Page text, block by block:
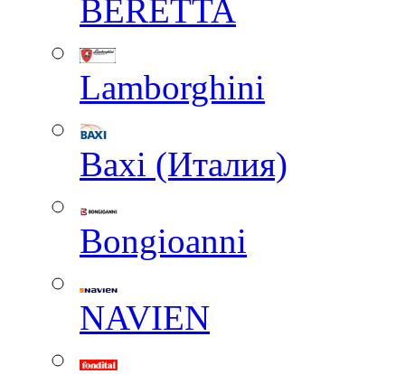
BERETTA
Lamborghini
Baxi (Италия)
Вongioanni
NAVIEN